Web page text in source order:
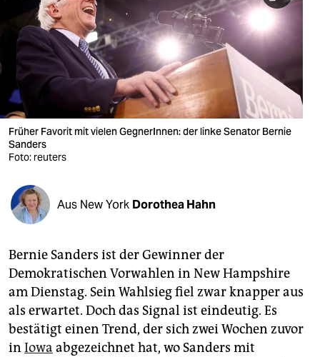
berlin
nord
wahrheit
verlag
verlag
shop
fragen & hilfe
unterstützen
abo
genossenschaft
epaper login
Früher Favorit mit vielen GegnerInnen: der linke Senator Bernie
Sanders
Foto: reuters
Aus New York Dorothea Hahn
Bernie Sanders ist der Gewinner der
Demokratischen Vorwahlen in New Hampshire
am Dienstag. Sein Wahlsieg fiel zwar knapper aus
als erwartet. Doch das Signal ist eindeutig. Es
bestätigt einen Trend, der sich zwei Wochen zuvor
in Iowa abgezeichnet hat, wo Sanders mit